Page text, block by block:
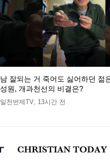
남 잘되는 거 죽어도 싫어하던 젊
성원, 개과천선의 비결은?
일천번제TV, 13시간 전